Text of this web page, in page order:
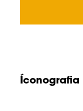
Íconografia